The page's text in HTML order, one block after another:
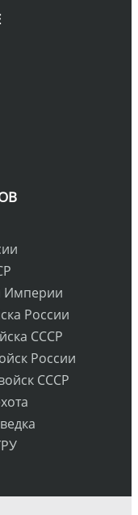
Империи
России
СССР
России
СССР